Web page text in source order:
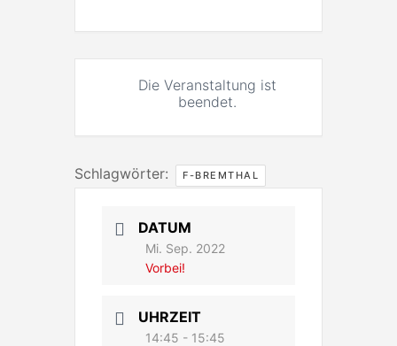
Die Veranstaltung ist
beendet.
Schlagwörter: F-BREMTHAL
DATUM
Mi. Sep. 2022
Vorbei!
UHRZEIT
14:45 - 15:45